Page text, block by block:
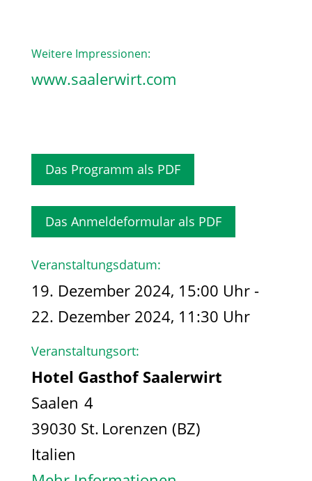
Weitere Impressionen:
www.saalerwirt.com
Das Programm als PDF
Das Anmeldeformular als PDF
Veranstaltungsdatum:
19. Dezember 2024, 15:00 Uhr -
22. Dezember 2024, 11:30 Uhr
Veranstaltungsort:
Hotel Gasthof Saalerwirt
Saalen 4
39030 St. Lorenzen (BZ)
Italien